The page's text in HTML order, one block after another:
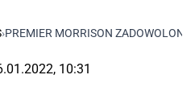
›PREMIER MORRISON
10:31